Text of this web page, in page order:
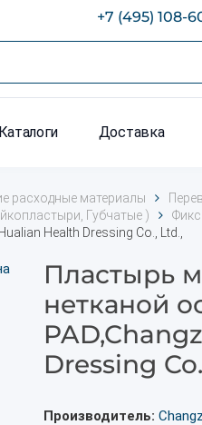
+7 (495) 108-
Каталоги Доставка
расходные материалы
Губчатые )
Health Dressing Co., Ltd.,
Пластырь
нетканой
Dressing
Производитель: